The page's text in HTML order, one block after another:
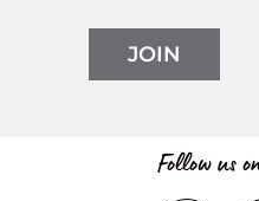
JOIN
Follow us